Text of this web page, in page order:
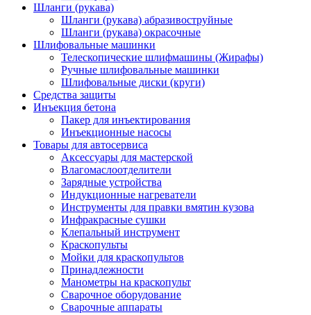
Шланги (рукава)
Шланги (рукава) абразивоструйные
Шланги (рукава) окрасочные
Шлифовальные машинки
Телескопические шлифмашины (Жирафы)
Ручные шлифовальные машинки
Шлифовальные диски (круги)
Средства защиты
Инъекция бетона
Пакер для инъектирования
Инъекционные насосы
Товары для автосервиса
Аксессуары для мастерской
Влагомаслоотделители
Зарядные устройства
Индукционные нагреватели
Инструменты для правки вмятин кузова
Инфракрасные сушки
Клепальный инструмент
Краскопульты
Мойки для краскопультов
Принадлежности
Манометры на краскопульт
Сварочное оборудование
Сварочные аппараты